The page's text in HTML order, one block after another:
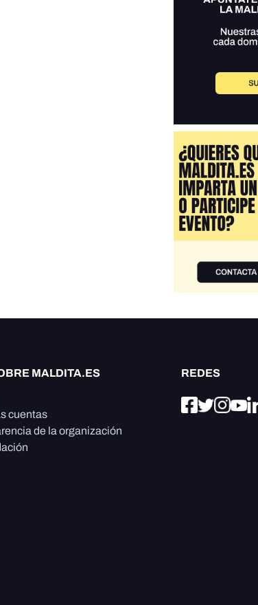
MALDITA.ES
cuentas
de la organización
REDES